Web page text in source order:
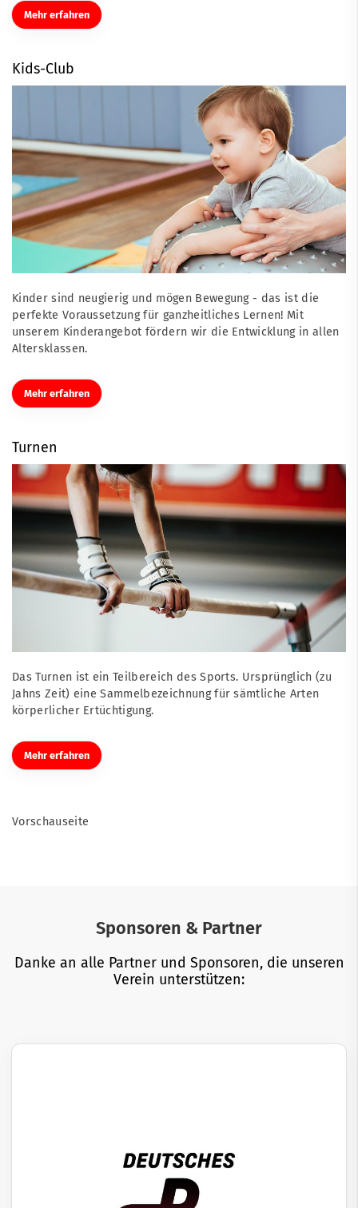
Mehr erfahren
Kids-Club
Kinder sind neugierig und mögen Bewegung - das ist die
perfekte Voraussetzung für ganzheitliches Lernen! Mit
unserem Kinderangebot fördern wir die Entwicklung in allen
Altersklassen.
Mehr erfahren
Turnen
Das Turnen ist ein Teilbereich des Sports. Ursprünglich (zu
Jahns Zeit) eine Sammelbezeichnung für sämtliche Arten
körperlicher Ertüchtigung.
Mehr erfahren
Vorschauseite
Sponsoren & Partner
Danke an alle Partner und Sponsoren, die unseren
Verein unterstützen: